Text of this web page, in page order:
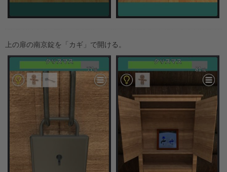
上の扉の南京錠を「カギ」で開ける。